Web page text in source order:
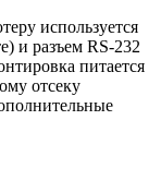
используется
и разъем RS-232
питается
отсеку